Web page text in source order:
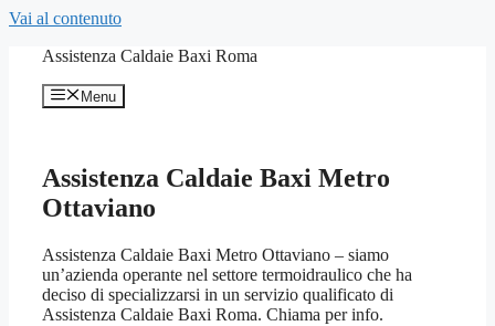
Vai al contenuto
Assistenza Caldaie Baxi Roma
Menu
Assistenza Caldaie Baxi Metro
Ottaviano
Assistenza Caldaie Baxi Metro Ottaviano – siamo
un’azienda operante nel settore termoidraulico che ha
deciso di specializzarsi in un servizio qualificato di
Assistenza Caldaie Baxi Roma. Chiama per info.